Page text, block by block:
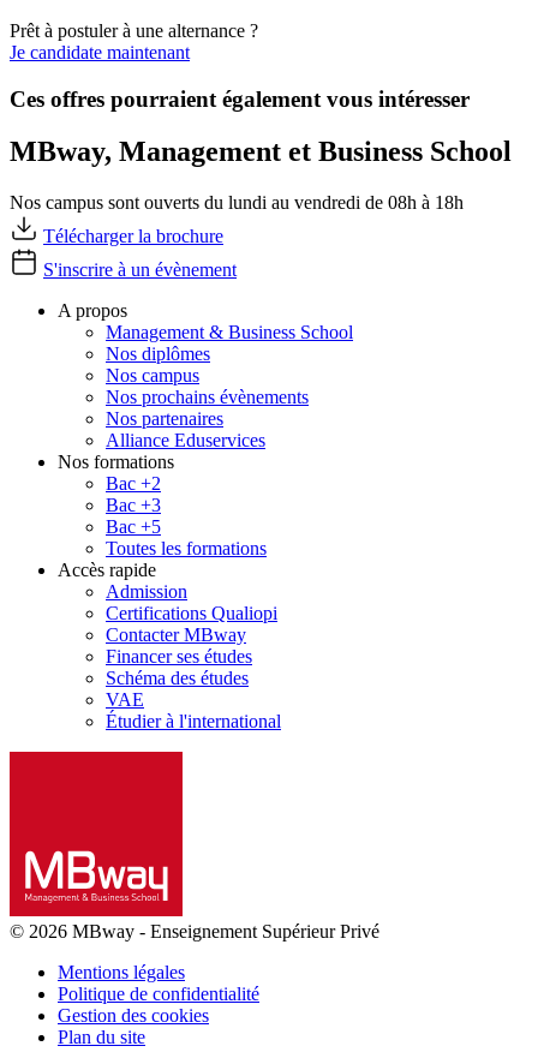
Prêt à postuler à une alternance ?
Je candidate maintenant
Ces offres pourraient également vous intéresser
MBway, Management et Business School
Nos campus sont ouverts du lundi au vendredi de 08h à 18h
Télécharger la brochure
S'inscrire à un évènement
A propos
Management & Business School
Nos diplômes
Nos campus
Nos prochains évènements
Nos partenaires
Alliance Eduservices
Nos formations
Bac +2
Bac +3
Bac +5
Toutes les formations
Accès rapide
Admission
Certifications Qualiopi
Contacter MBway
Financer ses études
Schéma des études
VAE
Étudier à l'international
© 2026 MBway - Enseignement Supérieur Privé
Mentions légales
Politique de confidentialité
Gestion des cookies
Plan du site